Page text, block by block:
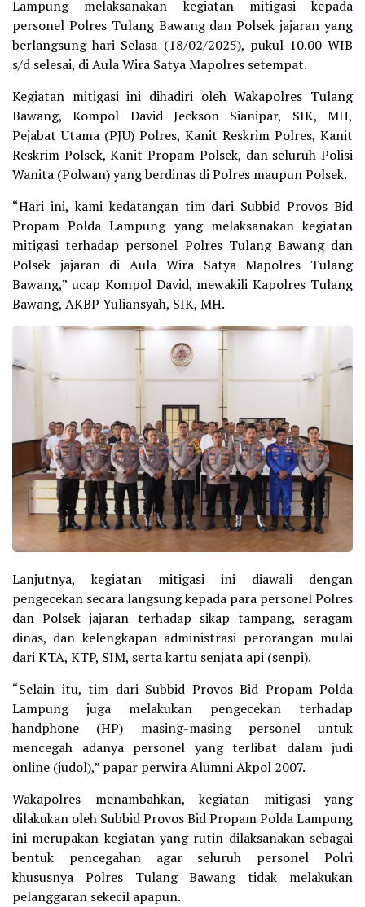
Lampung melaksanakan kegiatan mitigasi kepada
personel Polres Tulang Bawang dan Polsek jajaran yang
berlangsung hari Selasa (18/02/2025), pukul 10.00 WIB
s/d selesai, di Aula Wira Satya Mapolres setempat.
Kegiatan mitigasi ini dihadiri oleh Wakapolres Tulang
Bawang, Kompol David Jeckson Sianipar, SIK, MH,
Pejabat Utama (PJU) Polres, Kanit Reskrim Polres, Kanit
Reskrim Polsek, Kanit Propam Polsek, dan seluruh Polisi
Wanita (Polwan) yang berdinas di Polres maupun Polsek.
“Hari ini, kami kedatangan tim dari Subbid Provos Bid
Propam Polda Lampung yang melaksanakan kegiatan
mitigasi terhadap personel Polres Tulang Bawang dan
Polsek jajaran di Aula Wira Satya Mapolres Tulang
Bawang,” ucap Kompol David, mewakili Kapolres Tulang
Bawang, AKBP Yuliansyah, SIK, MH.
Lanjutnya, kegiatan mitigasi ini diawali dengan
pengecekan secara langsung kepada para personel Polres
dan Polsek jajaran terhadap sikap tampang, seragam
dinas, dan kelengkapan administrasi perorangan mulai
dari KTA, KTP, SIM, serta kartu senjata api (senpi).
“Selain itu, tim dari Subbid Provos Bid Propam Polda
Lampung juga melakukan pengecekan terhadap
handphone (HP) masing-masing personel untuk
mencegah adanya personel yang terlibat dalam judi
online (judol),” papar perwira Alumni Akpol 2007.
Wakapolres menambahkan, kegiatan mitigasi yang
dilakukan oleh Subbid Provos Bid Propam Polda Lampung
ini merupakan kegiatan yang rutin dilaksanakan sebagai
bentuk pencegahan agar seluruh personel Polri
khususnya Polres Tulang Bawang tidak melakukan
pelanggaran sekecil apapun.